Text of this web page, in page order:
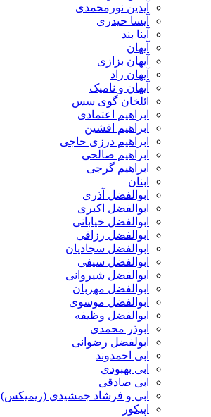
آیدین نورمحمدی
آیسا حیدری
آینا بند
آیهان
آیهان بزازی
آیهان راد
آیهان و نامیک
ائلخان گوی سس
ابراهیم اعتمادی
ابراهیم افشین
ابراهیم درزی حاجی
ابراهیم صالحی
ابراهیم گرجی
ابنان
ابوالفضل آذری
ابوالفضل اکبری
ابوالفضل خیابانی
ابوالفضل رزاقی
ابوالفضل سجادیان
ابوالفضل سیفی
ابوالفضل شیروانی
ابوالفضل مهربان
ابوالفضل موسوی
ابوالفضل وظیفه
ابوذر محمدی
ابولفضل رضوانی
ابی احمدوند
ابی بهبودی
ابی صادقی
ابی و فرشاد جمشیدی (ریمیکس)
اپیکور